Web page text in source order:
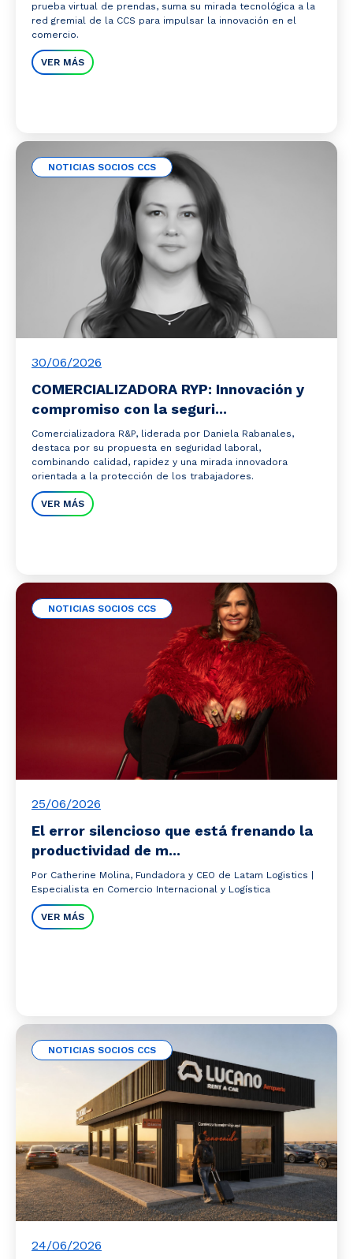
prueba virtual de prendas, suma su mirada tecnológica a la
red gremial de la CCS para impulsar la innovación en el
comercio.
VER MÁS
NOTICIAS SOCIOS CCS
30/06/2026
COMERCIALIZADORA RYP: Innovación y
compromiso con la seguri...
Comercializadora R&P, liderada por Daniela Rabanales,
destaca por su propuesta en seguridad laboral,
combinando calidad, rapidez y una mirada innovadora
orientada a la protección de los trabajadores.
VER MÁS
NOTICIAS SOCIOS CCS
25/06/2026
El error silencioso que está frenando la
productividad de m...
Por Catherine Molina, Fundadora y CEO de Latam Logistics |
Especialista en Comercio Internacional y Logística
VER MÁS
NOTICIAS SOCIOS CCS
24/06/2026